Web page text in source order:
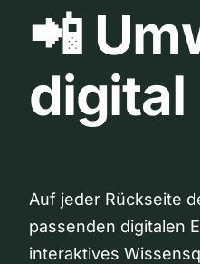
📲
digital
Auf jeder Rückseite
passenden digitalen
interaktives